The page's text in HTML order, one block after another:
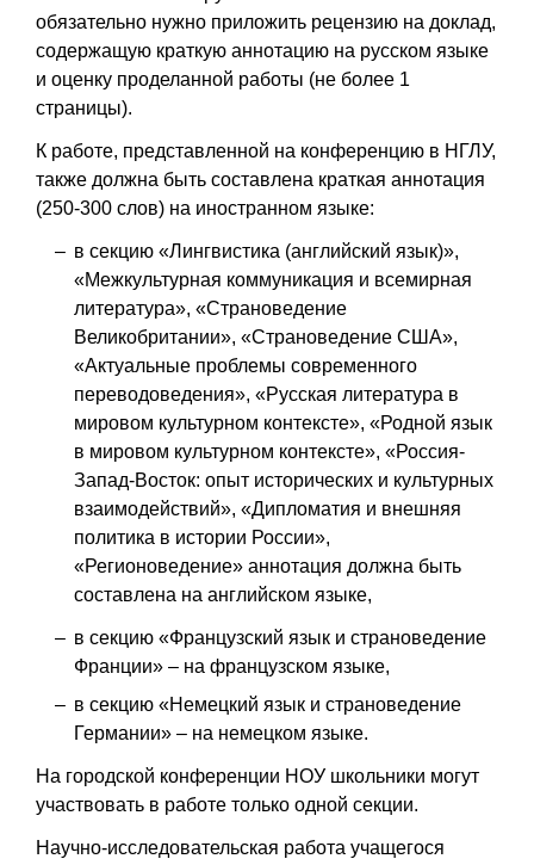
обязательно нужно приложить рецензию на доклад,
содержащую краткую аннотацию на русском языке
и оценку проделанной работы (не более 1
страницы).
К работе, представленной на конференцию в НГЛУ,
также должна быть составлена краткая аннотация
(250-300 слов) на иностранном языке:
в секцию «Лингвистика (английский язык)»,
«Межкультурная коммуникация и всемирная
литература», «Страноведение
Великобритании», «Страноведение США»,
«Актуальные проблемы современного
переводоведения», «Русская литература в
мировом культурном контексте», «Родной язык
в мировом культурном контексте», «Россия-
Запад-Восток: опыт исторических и культурных
взаимодействий», «Дипломатия и внешняя
политика в истории России»,
«Регионоведение» аннотация должна быть
составлена на английском языке,
в секцию «Французский язык и страноведение
Франции» – на французском языке,
в секцию «Немецкий язык и страноведение
Германии» – на немецком языке.
На городской конференции НОУ школьники могут
участвовать в работе только одной секции.
Научно-исследовательская работа учащегося